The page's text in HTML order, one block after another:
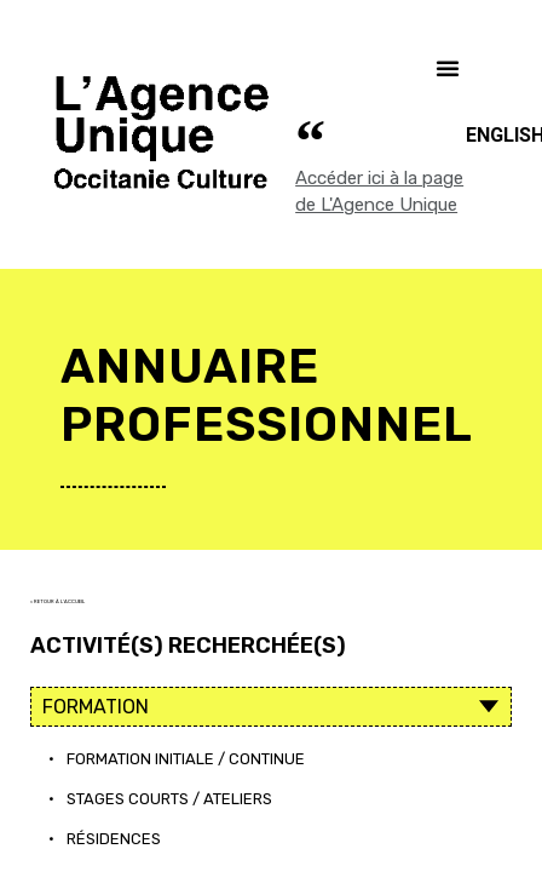
Accéder ici à la page
de L'Agence Unique
ANNUAIRE
PROFESSIONNEL
< RETOUR À L'ACCUEIL
ACTIVITÉ(S) RECHERCHÉE(S)
• FORMATION INITIALE / CONTINUE
• STAGES COURTS / ATELIERS
• RÉSIDENCES